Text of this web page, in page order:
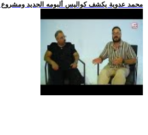
.. محمد عدوية يكشف كواليس ألبومه الجديد